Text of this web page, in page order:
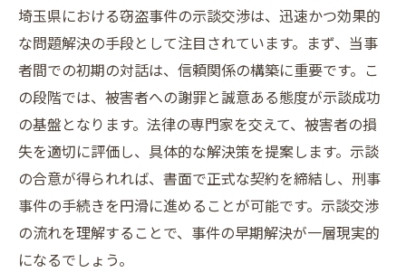
埼玉県における窃盗事件の示談交渉は、迅速かつ効果的
な問題解決の手段として注目されています。まず、当事
者間での初期の対話は、信頼関係の構築に重要です。こ
の段階では、被害者への謝罪と誠意ある態度が示談成功
の基盤となります。法律の専門家を交えて、被害者の損
失を適切に評価し、具体的な解決策を提案します。示談
の合意が得られれば、書面で正式な契約を締結し、刑事
事件の手続きを円滑に進めることが可能です。示談交渉
の流れを理解することで、事件の早期解決が一層現実的
になるでしょう。